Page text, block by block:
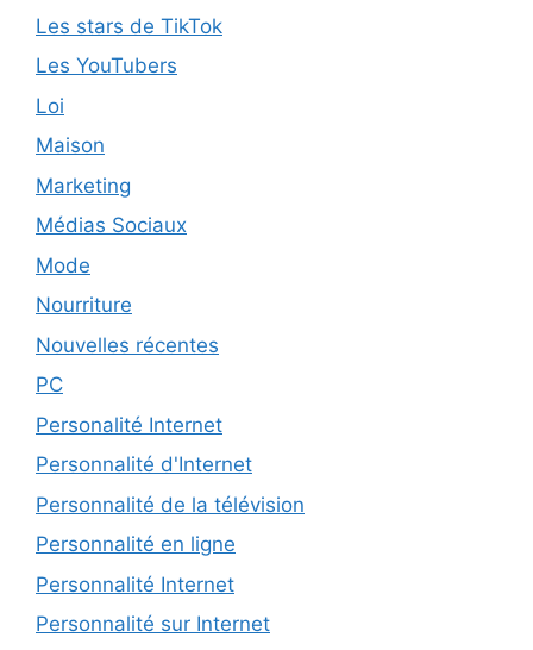
Les stars de TikTok
Les YouTubers
Loi
Maison
Marketing
Médias Sociaux
Mode
Nourriture
Nouvelles récentes
PC
Personalité Internet
Personnalité d'Internet
Personnalité de la télévision
Personnalité en ligne
Personnalité Internet
Personnalité sur Internet